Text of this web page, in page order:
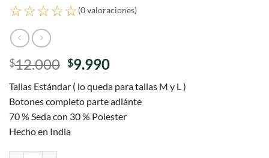
☆☆☆☆☆(0 valoraciones)
$12.000 El
precio
original
era:
$12.000.
$9.990El
actual
es:
$9.990.
Tallas Estándar ( lo queda para tallas M y L )
Botones completo parte adlánte
70 % Seda con 30 % Polester
Hecho en India